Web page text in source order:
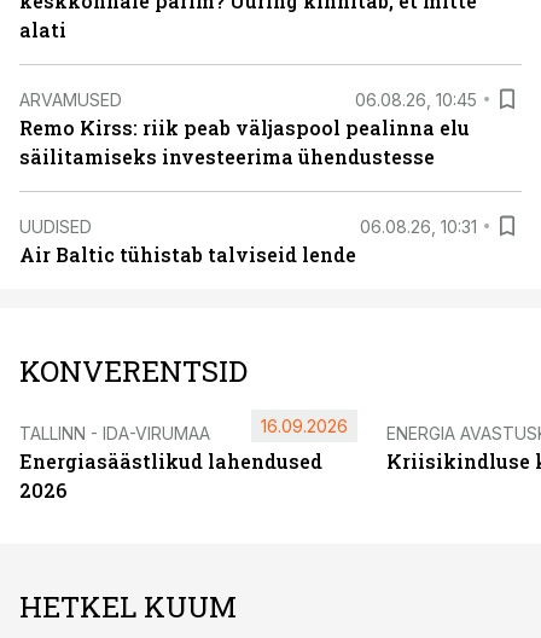
alati
ARVAMUSED 06.08.26, 10:45
Remo Kirss: riik peab väljaspool pealinna elu
säilitamiseks investeerima ühendustesse
UUDISED 06.08.26, 10:31
Air Baltic tühistab talviseid lende
KONVERENTSID
TALLINN - IDA-VIRUMAA
Energiasäästlikud lahendused
2026
16.09.2026 ENERGIA
Kriisikindluse
HETKEL KUUM